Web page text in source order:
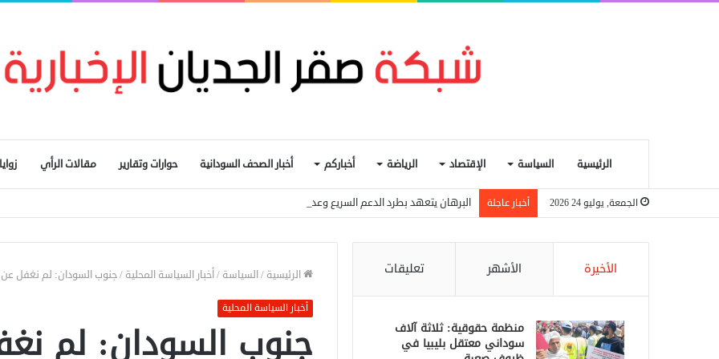
الرئيسية السياسة الإقتصاد الرياضة أخباركم أخبار الصحف السودانية حوارات وتقارير مقالات الرأي
الجمعة, يوليو 24 2026 أخبار عاجلة البرهان يتعهد بطرد الدعم السريع وعدم تكرار «تجربتها القاسية»
الرئيسية /السياسة /أخبار السياسة المحلية /جنوب السودان: لم نغفل عن
أخبار السياسة المحلية
جنوب السودان: لم
الأخيرة الأشهر تعليقات
منظمة حقوقية: ثلاثة آلاف
سوداني معتقل بليبيا في